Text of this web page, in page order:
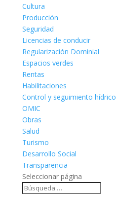
Cultura
Producción
Seguridad
Licencias de conducir
Regularización Dominial
Espacios verdes
Rentas
Habilitaciones
Control y seguimiento hídrico
OMIC
Obras
Salud
Turismo
Desarrollo Social
Transparencia
Seleccionar página